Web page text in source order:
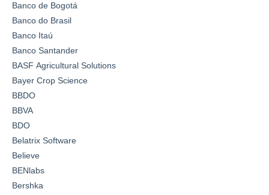
Banco de Bogotá
Banco do Brasil
Banco Itaú
Banco Santander
BASF Agricultural Solutions
Bayer Crop Science
BBDO
BBVA
BDO
Belatrix Software
Believe
BENlabs
Bershka